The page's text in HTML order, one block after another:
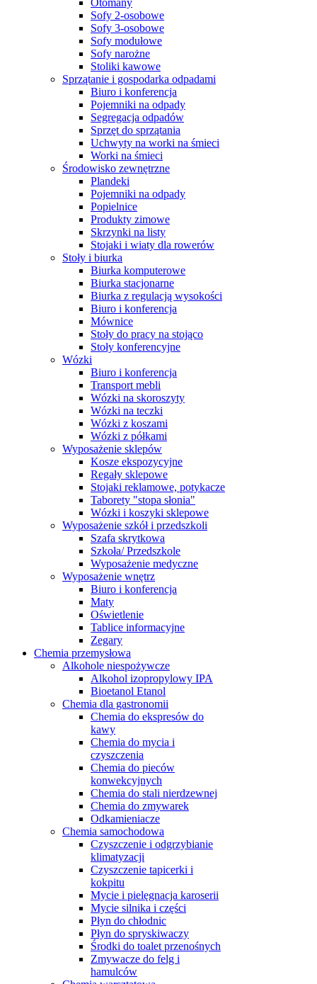
Sofy 2-osobowe
Sofy 3-osobowe
Sofy modułowe
Sofy narożne
Stoliki kawowe
Sprzątanie i gospodarka odpadami
Biuro i konferencja
Pojemniki na odpady
Segregacja odpadów
Sprzęt do sprzątania
Uchwyty na worki na śmieci
Worki na śmieci
Środowisko zewnętrzne
Plandeki
Pojemniki na odpady
Popielnice
Produkty zimowe
Skrzynki na listy
Stojaki i wiaty dla rowerów
Stoły i biurka
Biurka komputerowe
Biurka stacjonarne
Biurka z regulacją wysokości
Biuro i konferencja
Mównice
Stoły do pracy na stojąco
Stoły konferencyjne
Wózki
Biuro i konferencja
Transport mebli
Wózki na skoroszyty
Wózki na teczki
Wózki z koszami
Wózki z półkami
Wyposażenie sklepów
Kosze ekspozycyjne
Regały sklepowe
Stojaki reklamowe, potykacze
Taborety "stopa słonia"
Wózki i koszyki sklepowe
Wyposażenie szkół i przedszkoli
Szafa skrytkowa
Szkoła/ Przedszkole
Wyposażenie medyczne
Wyposażenie wnętrz
Biuro i konferencja
Maty
Oświetlenie
Tablice informacyjne
Zegary
Chemia przemysłowa
Alkohole niespożywcze
Alkohol izopropylowy IPA
Bioetanol Etanol
Chemia dla gastronomii
Chemia do ekspresów do
kawy
Chemia do mycia i
czyszczenia
Chemia do pieców
konwekcyjnych
Chemia do stali nierdzewnej
Chemia do zmywarek
Odkamieniacze
Chemia samochodowa
Czyszczenie i odgrzybianie
klimatyzacji
Czyszczenie tapicerki i
kokpitu
Mycie i pielęgnacja karoserii
Mycie silnika i części
Płyn do chłodnic
Płyn do spryskiwaczy
Środki do toalet przenośnych
Zmywacze do felg i
hamulców